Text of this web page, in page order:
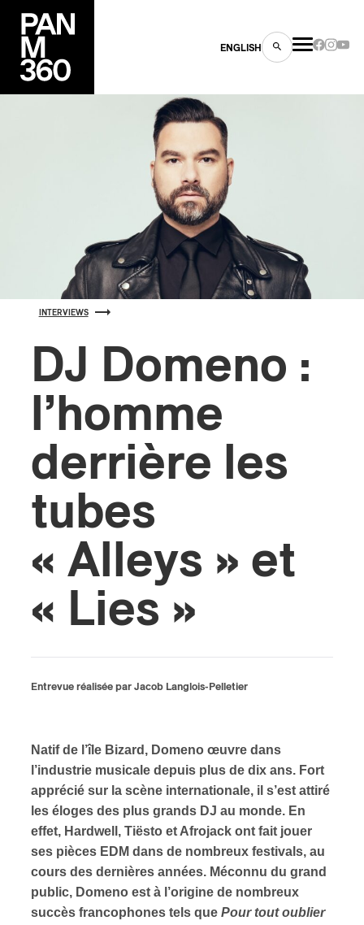
ENGLISH
INTERVIEWS
DJ Domeno :
l’homme
derrière les
tubes
« Alleys » et
« Lies »
Entrevue réalisée par Jacob Langlois-Pelletier
Natif de l’île Bizard, Domeno œuvre dans
l’industrie musicale depuis plus de dix ans. Fort
apprécié sur la scène internationale, il s’est attiré
les éloges des plus grands DJ au monde. En
effet, Hardwell, Tiësto et Afrojack ont fait jouer
ses pièces EDM dans de nombreux festivals, au
cours des dernières années. Méconnu du grand
public, Domeno est à l’origine de nombreux
succès francophones tels que Pour tout oublier